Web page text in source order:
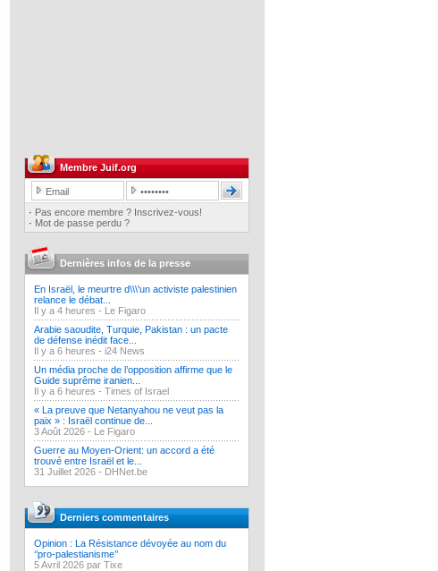
Membre Juif.org
· Pas encore membre ? Inscrivez-vous!
· Mot de passe perdu ?
Dernières infos de la presse
En Israël, le meurtre d\\\'un activiste palestinien
relance le débat...
Il y a 4 heures - Le Figaro
Arabie saoudite, Turquie, Pakistan : un pacte
de défense inédit face...
Il y a 6 heures - i24 News
Un média proche de l’opposition affirme que le
Guide suprême iranien...
Il y a 6 heures - Times of Israel
« La preuve que Netanyahou ne veut pas la
paix » : Israël continue de...
3 Août 2026 - Le Figaro
Guerre au Moyen-Orient: un accord a été
trouvé entre Israël et le...
31 Juillet 2026 - DHNet.be
Derniers commentaires
Opinion : La Résistance dévoyée au nom du
‘’pro-palestianisme’’
5 Avril 2026 par Tixe